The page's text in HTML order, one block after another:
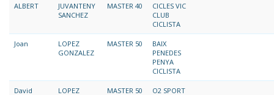
ALBERT
JUVANTENY
SANCHEZ
MASTER 40
CICLES VIC
CLUB
CICLISTA
Joan
LOPEZ
GONZALEZ
MASTER 50
BAIX
PENEDES
PENYA
CICLISTA
David
LOPEZ
MASTER 50
O2 SPORT